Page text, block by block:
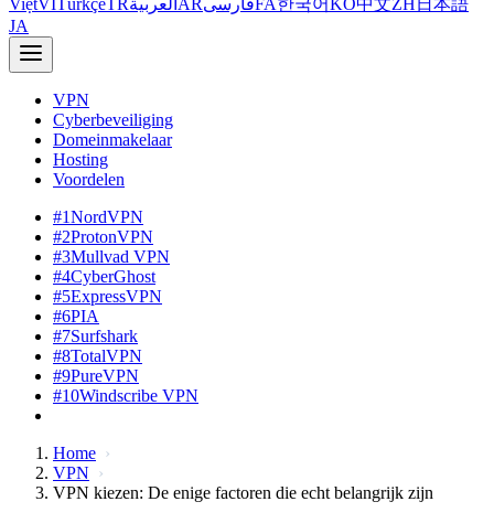
JA
VPN
Cyberbeveiliging
Domeinmakelaar
Hosting
Voordelen
#1NordVPN
#2ProtonVPN
#3Mullvad VPN
#4CyberGhost
#5ExpressVPN
#6PIA
#7Surfshark
#8TotalVPN
#9PureVPN
#10Windscribe VPN
Home
VPN
VPN kiezen: De enige factoren die echt belangrijk zijn